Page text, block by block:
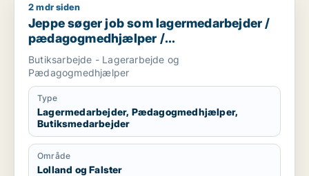
Jeppe søger job som lagermedarbejder /
2 mdr siden
Jeppe søger job som lagermedarbejder /
pædagogmedhjælper /
butiksmedarbejder
Butiksarbejde - Lagerarbejde og
Pædagogmedhjælper
Type
Lagermedarbejder, Pædagogmedhjælper,
Butiksmedarbejder
Område
Lolland og Falster